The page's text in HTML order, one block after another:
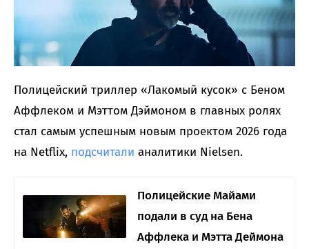
Полицейский триллер «Лакомый кусок» с Беном
Аффлеком и Мэттом Дэймоном в главных ролях
стал самым успешным новым проектом 2026 года
на Netflix, подсчитали аналитики Nielsen.
Полицейские Майами
подали в суд на Бена
Аффлека и Мэтта Деймона